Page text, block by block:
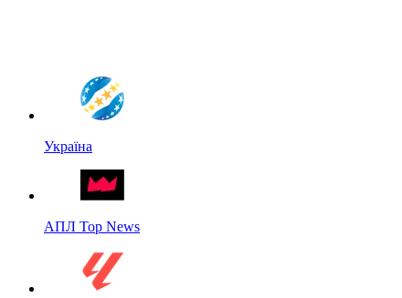
Україна
АПЛ Top News